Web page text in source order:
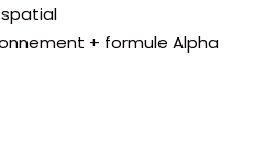
spatial
+ formule Alpha